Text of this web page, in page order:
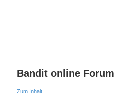
Bandit online Forum
Zum Inhalt